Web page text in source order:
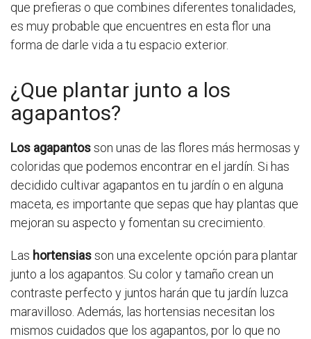
que prefieras o que combines diferentes tonalidades,
es muy probable que encuentres en esta flor una
forma de darle vida a tu espacio exterior.
¿Que plantar junto a los
agapantos?
Los agapantosson unas de las flores más hermosas y
coloridas que podemos encontrar en el jardín. Si has
decidido cultivar agapantos en tu jardín o en alguna
maceta, es importante que sepas que hay plantas que
mejoran su aspecto y fomentan su crecimiento.
Las hortensiasson una excelente opción para plantar
junto a los agapantos. Su color y tamaño crean un
contraste perfecto y juntos harán que tu jardín luzca
maravilloso. Además, las hortensias necesitan los
mismos cuidados que los agapantos, por lo que no